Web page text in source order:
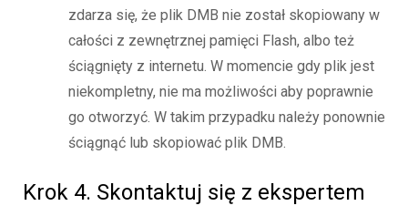
zdarza się, że plik DMB nie został skopiowany w
całości z zewnętrznej pamięci Flash, albo też
ściągnięty z internetu. W momencie gdy plik jest
niekompletny, nie ma możliwości aby poprawnie
go otworzyć. W takim przypadku należy ponownie
ściągnąć lub skopiować plik DMB.
Krok 4. Skontaktuj się z ekspertem